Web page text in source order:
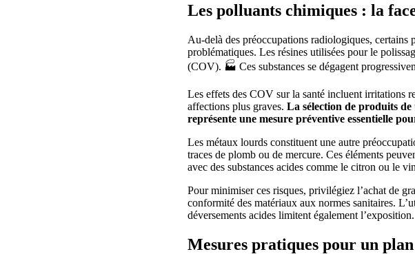
Les polluants chimiques : la
Au-delà des préoccupations radiologiques, certains
problématiques. Les résines utilisées pour le
(COV). 🏭 Ces substances se dégagent
Les effets des COV sur la santé incluent irritations
affections plus graves. La sélection de produits
représente une mesure préventive essentielle
Les métaux lourds constituent une autre
traces de plomb ou de mercure. Ces éléments
avec des substances acides comme le citron ou le
Pour minimiser ces risques, privilégiez l’achat de
conformité des matériaux aux normes sanitaires.
déversements acides limitent également l’exposition.
Mesures pratiques pour un